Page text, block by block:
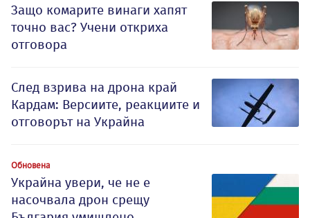
Защо комарите винаги хапят
точно вас? Учени откриха
отговора
След взрива на дрона край
Кардам: Версиите, реакциите и
отговорът на Украйна
Обновена
Украйна увери, че не е
насочвала дрон срещу